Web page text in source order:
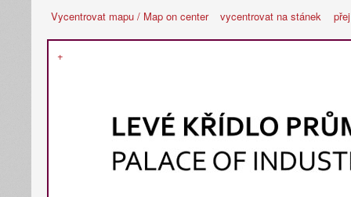
Vycentrovat mapu / Map on center vycentrovat na stánek
+